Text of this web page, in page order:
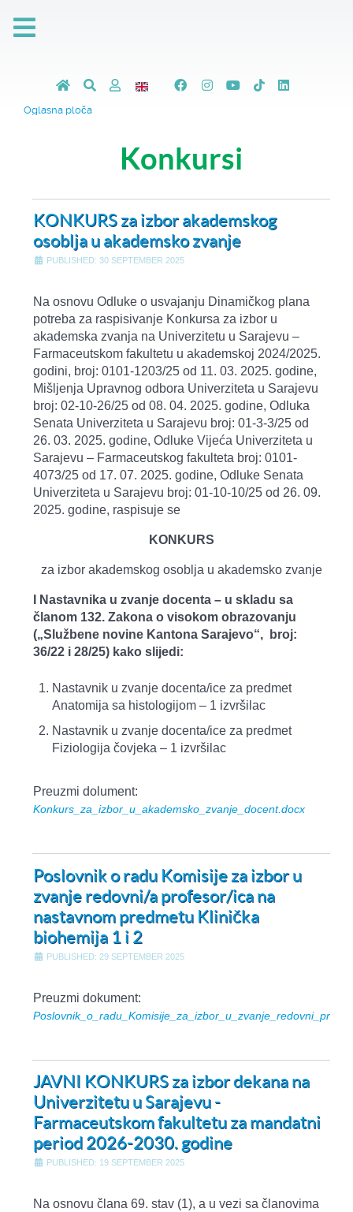
Oglasna ploča
Konkursi
KONKURS za izbor akademskog
osoblja u akademsko zvanje
PUBLISHED: 30 SEPTEMBER 2025
Na osnovu Odluke o usvajanju Dinamičkog plana
potreba za raspisivanje Konkursa za izbor u
akademska zvanja na Univerzitetu u Sarajevu –
Farmaceutskom fakultetu u akademskoj 2024/2025.
godini, broj: 0101-1203/25 od 11. 03. 2025. godine,
Mišljenja Upravnog odbora Univerziteta u Sarajevu
broj: 02-10-26/25 od 08. 04. 2025. godine, Odluka
Senata Univerziteta u Sarajevu broj: 01-3-3/25 od
26. 03. 2025. godine, Odluke Vijeća Univerziteta u
Sarajevu – Farmaceutskog fakulteta broj: 0101-
4073/25 od 17. 07. 2025. godine, Odluke Senata
Univerziteta u Sarajevu broj: 01-10-10/25 od 26. 09.
2025. godine, raspisuje se
KONKURS
za izbor akademskog osoblja u akademsko zvanje
I Nastavnika u zvanje docenta – u skladu sa
članom 132. Zakona o visokom obrazovanju
(„Službene novine Kantona Sarajevo“, broj:
36/22 i 28/25) kako slijedi:
Nastavnik u zvanje docenta/ice za predmet
Anatomija sa histologijom – 1 izvršilac
Nastavnik u zvanje docenta/ice za predmet
Fiziologija čovjeka – 1 izvršilac
Preuzmi dolument:
Konkurs_za_izbor_u_akademsko_zvanje_docent.docx
Poslovnik o radu Komisije za izbor u
zvanje redovni/a profesor/ica na
nastavnom predmetu Klinička
biohemija 1 i 2
PUBLISHED: 29 SEPTEMBER 2025
Preuzmi dokument:
JAVNI KONKURS za izbor dekana na
Univerzitetu u Sarajevu -
Farmaceutskom fakultetu za mandatni
period 2026-2030. godine
PUBLISHED: 19 SEPTEMBER 2025
Na osnovu člana 69. stav (1), a u vezi sa članovima